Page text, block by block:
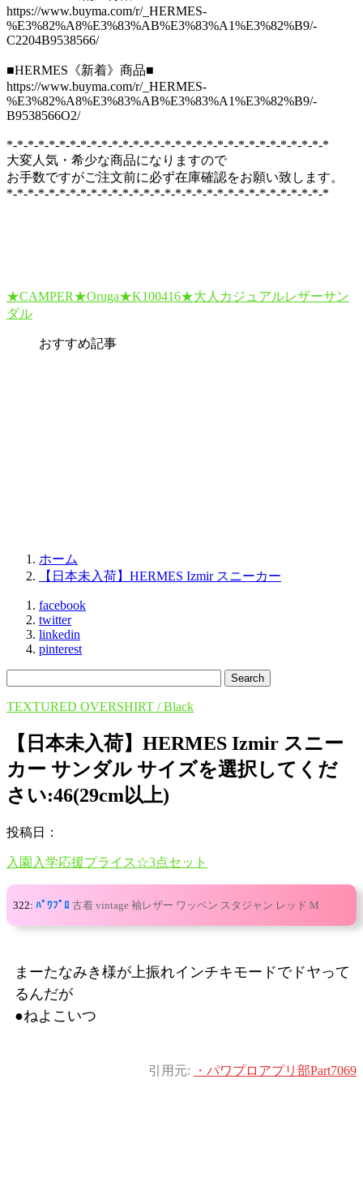
https://www.buyma.com/r/_HERMES-
%E3%82%A8%E3%83%AB%E3%83%A1%E3%82%B9/-
C2204B9538566/
■HERMES《新着》商品■
https://www.buyma.com/r/_HERMES-
%E3%82%A8%E3%83%AB%E3%83%A1%E3%82%B9/-
B9538566O2/
*-*-*-*-*-*-*-*-*-*-*-*-*-*-*-*-*-*-*-*-*-*-*-*-*-*-*-*-*-*-*
大変人気・希少な商品になりますので
お手数ですがご注文前に必ず在庫確認をお願い致します。
*-*-*-*-*-*-*-*-*-*-*-*-*-*-*-*-*-*-*-*-*-*-*-*-*-*-*-*-*-*-*
★CAMPER★Oruga★K100416★大人カジュアルレザーサン
ダル
おすすめ記事
ホーム
【日本未入荷】HERMES Izmir スニーカー
facebook
twitter
linkedin
pinterest
TEXTURED OVERSHIRT / Black
【日本未入荷】HERMES Izmir スニー
カー サンダル サイズを選択してくだ
さい:46(29cm以上)
投稿日：
入園入学応援プライス☆3点セット
322: ﾊﾟﾜﾌﾟﾛ 古着 vintage 袖レザー ワッペン スタジャン レッド M
まーたなみき様が上振れインチキモードでドヤって
るんだが
●ねよこいつ
引用元: ・パワプロアプリ部Part7069